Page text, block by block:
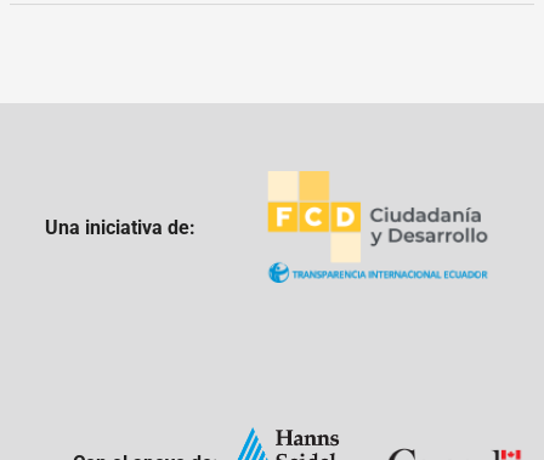
Una iniciativa de: